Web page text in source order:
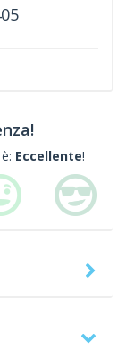
Eccellente!